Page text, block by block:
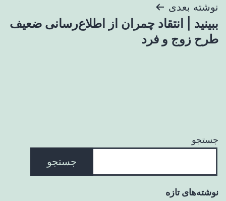
نوشته بعدی
ببینید | انتقاد چمران از اطلاع‌رسانی ضعیف
طرح زوج و فرد
جستجو
جستجو
نوشته‌های تازه